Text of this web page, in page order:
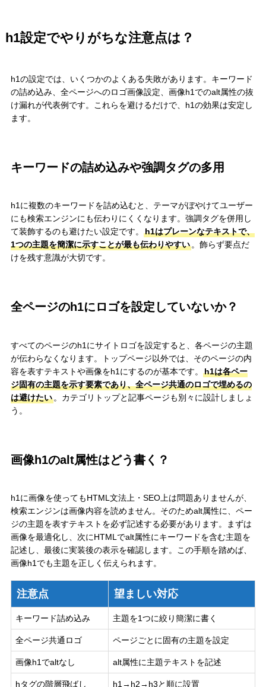
h1設定でやりがちな注意点は？
h1の設定では、いくつかのよくある失敗があります。キーワード
の詰め込み、全ページへのロゴ画像設定、画像h1でのalt属性の抜
け漏れが代表例です。これらを避けるだけで、h1の効果は安定し
ます。
キーワードの詰め込みや強調タグの多用
h1に複数のキーワードを詰め込むと、テーマがぼやけてユーザー
にも検索エンジンにも伝わりにくくなります。強調タグを併用し
て装飾するのも避けたい設定です。
h1はプレーンなテキストで、
1つの主題を簡潔に示すことが最も伝わりやすい。飾らず要点だ
けを残す意識が大切です。
全ページのh1にロゴを設定していないか？
すべてのページのh1にサイトロゴを設定すると、各ページの主題
が伝わらなくなります。トップページ以外では、そのページの内
容を表すテキストや画像をh1にするのが基本です。
h1は各ペー
ジ固有の主題を示す要素であり、全ページ共通のロゴで埋めるの
は避けたい。カテゴリトップと記事ページも別々に設計しましょ
う。
画像h1のalt属性はどう書く？
h1に画像を使ってもHTML文法上・SEO上は問題ありませんが、
検索エンジンは画像内容を読めません。そのためalt属性に、ペー
ジの主題を表すテキストを必ず記述する必要があります。まずは
画像を最適化し、次にHTMLでalt属性にキーワードを含む主題を
記述し、最後に実装後の表示を確認します。この手順を踏めば、
画像h1でも主題を正しく伝えられます。
注意点 望ましい対応
キーワード詰め込み 主題を1つに絞り簡潔に書く
全ページ共通ロゴ ページごとに固有の主題を設定
画像h1でaltなし alt属性に主題テキストを記述
hタグの階層飛ばし h1→h2→h3と順に設置